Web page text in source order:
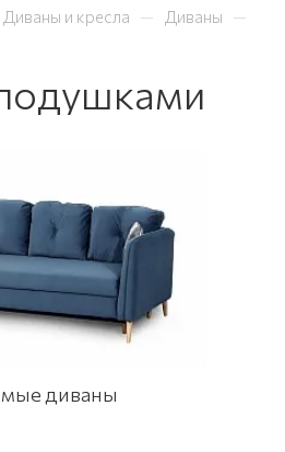
Диваны и кресла — Диваны —
диваны